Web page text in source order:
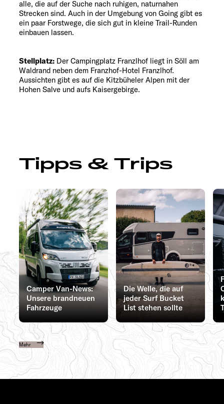
alle, die auf der Suche nach ruhigen, naturnahen
Strecken sind. Auch in der Umgebung von Going gibt es
ein paar Forstwege, die sich gut in kleine Trail-Runden
einbauen lassen.
Stellplatz: Der Campingplatz Franzlhof liegt in Söll am
Waldrand neben dem Franzhof-Hotel Franzlhof.
Aussichten gibt es auf die Kitzbüheler Alpen mit der
Hohen Salve und aufs Kaisergebirge.
Tipps & Trips
Camper Van-News:
Unsere brandneuen
Fahrzeuge
Die Welle, die auf
jeder Surf Bucket
List stehen sollte
Mehr